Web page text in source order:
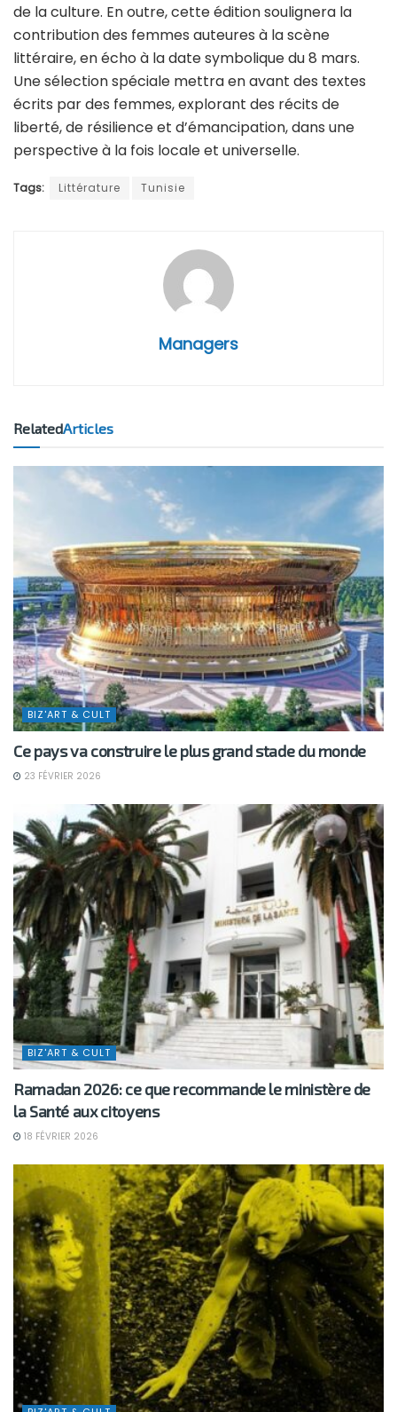
de la culture. En outre, cette édition soulignera la
contribution des femmes auteures à la scène
littéraire, en écho à la date symbolique du 8 mars.
Une sélection spéciale mettra en avant des textes
écrits par des femmes, explorant des récits de
liberté, de résilience et d’émancipation, dans une
perspective à la fois locale et universelle.
Tags: Littérature Tunisie
Managers
RelatedArticles
BIZ'ART & CULT
Ce pays va construire le plus grand stade du monde
23 FÉVRIER 2026
BIZ'ART & CULT
Ramadan 2026: ce que recommande le ministère de
la Santé aux citoyens
18 FÉVRIER 2026